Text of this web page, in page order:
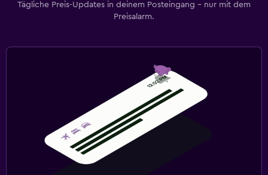
Tägliche Preis-Updates in deinem Posteingang – nur mit dem
Preisalarm.